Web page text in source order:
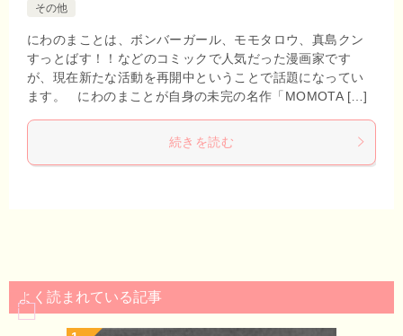
その他
にわのまことは、ボンバーガール、モモタロウ、真島クン
すっとばす！！などのコミックで人気だった漫画家です
が、現在新たな活動を再開中ということで話題になってい
ます。 にわのまことが自身の未完の名作「MOMOTA […]
続きを読む
よく読まれている記事